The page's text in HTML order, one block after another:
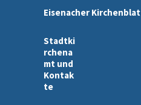
Eisenacher
Stadtki
rchena
mt und
Kontak
te